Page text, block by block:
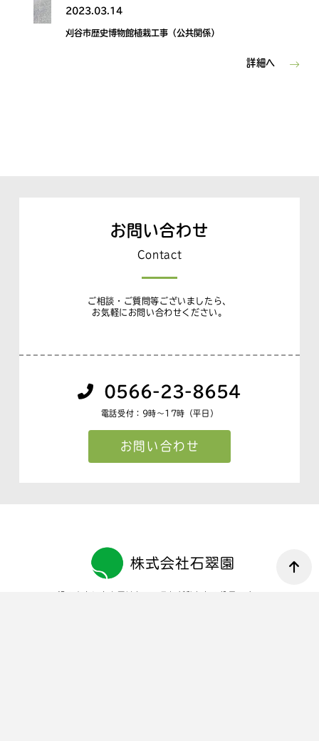
2023.03.14
刈谷市歴史博物館植栽工事（公共関係）
詳細へ
お問い合わせ
Contact
ご相談・ご質問等ございましたら、
お気軽にお問い合わせください。
0566-23-8654
電話受付：9時〜17時（平日）
お問い合わせ
株式会社石翠園